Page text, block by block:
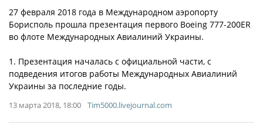
27 февраля 2018 года в Международном аэропорту
Борисполь прошла презентация первого Boeing 777-200ER
во флоте Международных Авиалиний Украины.
1. Презентация началась с официальной части, с
подведения итогов работы Международных Авиалиний
Украины за последние годы.
13 марта 2018, 18:00 Tim5000.livejournal.com